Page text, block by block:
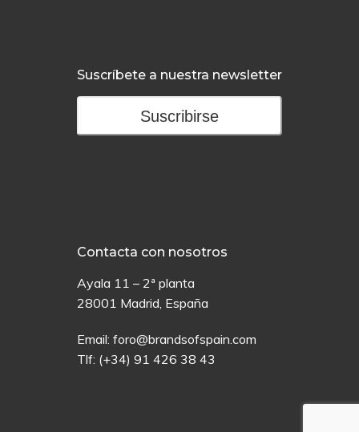
Suscríbete a nuestra newsletter
Suscribirse
Contacta con nosotros
Ayala 11 – 2ª planta
28001 Madrid, España
Email: foro@brandsofspain.com
Tlf: (+34) 91 426 38 43